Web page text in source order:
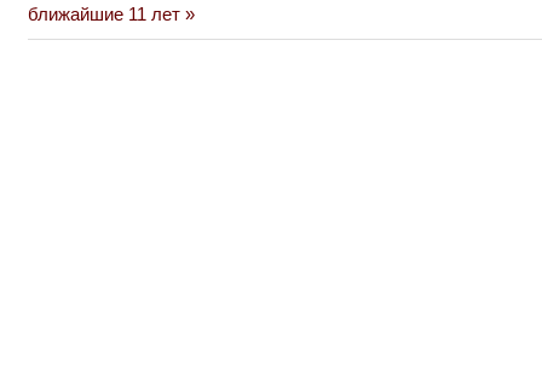
записям
Post:
ближайшие 11 лет